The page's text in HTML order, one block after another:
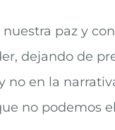
paz y
dejando de
no en la
no podemos